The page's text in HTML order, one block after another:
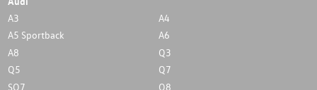
A3
A4
A5 Sportback
A6
A8
Q3
Q5
Q7
SQ7
Q8